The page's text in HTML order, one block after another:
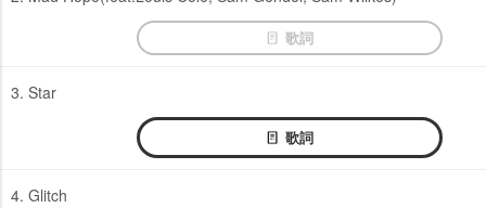
歌詞
3. Star
歌詞
4. Glitch